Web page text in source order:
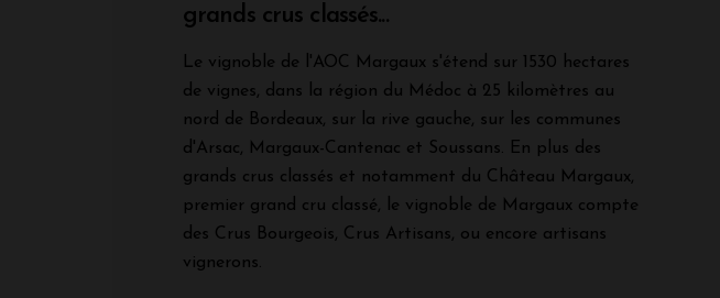
grands crus classés...
Le vignoble de l'AOC Margaux s'étend sur 1530 hectares
de vignes, dans la région du Médoc à 25 kilomètres au
nord de Bordeaux, sur la rive gauche, sur les communes
d'Arsac, Margaux-Cantenac et Soussans. En plus des
grands crus classés et notamment du Château Margaux,
premier grand cru classé, le vignoble de Margaux compte
des Crus Bourgeois, Crus Artisans, ou encore artisans
vignerons.